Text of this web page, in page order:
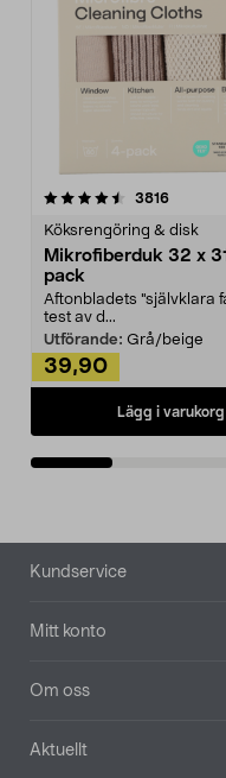
3816
Köksrengöring & disk
Mikrofiberduk 32 x
pack
Aftonbladets "självklara
test av d...
Utförande: Grå/beige
39,90
Lägg i varukorg
4.0av 5 stjärnor
Sidfot
Kundservice
Mitt konto
Om oss
Aktuellt